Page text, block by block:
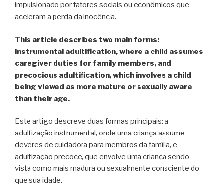
impulsionado por fatores sociais ou econômicos que
aceleram a perda da inocência.
This article describes two main forms:
instrumental adultification, where a child assumes
caregiver duties for family members, and
precocious adultification, which involves a child
being viewed as more mature or sexually aware
than their age.
Este artigo descreve duas formas principais: a
adultização instrumental, onde uma criança assume
deveres de cuidadora para membros da família, e
adultização precoce, que envolve uma criança sendo
vista como mais madura ou sexualmente consciente do
que sua idade.